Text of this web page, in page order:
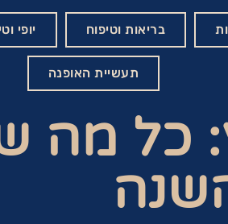
בריאות וטיפוח יופי
תעשיית האופנה
כל מה